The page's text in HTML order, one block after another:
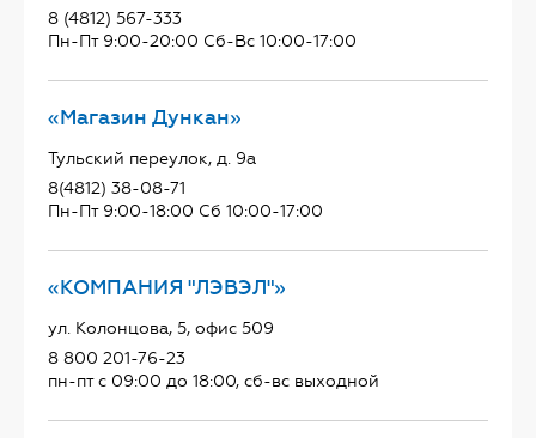
8 (4812) 567-333
Пн-Пт 9:00-20:00 Сб-Вс 10:00-17:00
«Магазин Дункан»
Тульский переулок, д. 9а
8(4812) 38-08-71
Пн-Пт 9:00-18:00 Сб 10:00-17:00
«КОМПАНИЯ "ЛЭВЭЛ"»
ул. Колонцова, 5, офис 509
8 800 201-76-23
пн-пт с 09:00 до 18:00, сб-вс выходной